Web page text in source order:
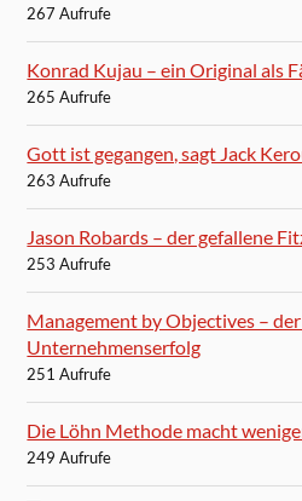
267 Aufrufe
Konrad Kujau – ein Original als
265 Aufrufe
Gott ist gegangen, sagt Jack
263 Aufrufe
Jason Robards – der gefallene
253 Aufrufe
Management by Objectives –
Unternehmenserfolg
251 Aufrufe
Die Löhn Methode macht
249 Aufrufe